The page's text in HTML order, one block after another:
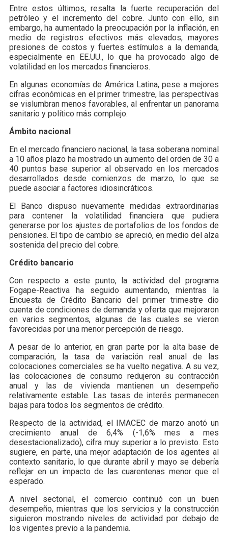
Entre estos últimos, resalta la fuerte recuperación del
petróleo y el incremento del cobre. Junto con ello, sin
embargo, ha aumentado la preocupación por la inflación, en
medio de registros efectivos más elevados, mayores
presiones de costos y fuertes estímulos a la demanda,
especialmente en EE.UU., lo que ha provocado algo de
volatilidad en los mercados financieros.
En algunas economías de América Latina, pese a mejores
cifras económicas en el primer trimestre, las perspectivas
se vislumbran menos favorables, al enfrentar un panorama
sanitario y político más complejo.
Ámbito nacional
En el mercado financiero nacional, la tasa soberana nominal
a 10 años plazo ha mostrado un aumento del orden de 30 a
40 puntos base superior al observado en los mercados
desarrollados desde comienzos de marzo, lo que se
puede asociar a factores idiosincráticos.
El Banco dispuso nuevamente medidas extraordinarias
para contener la volatilidad financiera que pudiera
generarse por los ajustes de portafolios de los fondos de
pensiones. El tipo de cambio se apreció, en medio del alza
sostenida del precio del cobre.
Crédito bancario
Con respecto a este punto, la actividad del programa
Fogape-Reactiva ha seguido aumentando, mientras la
Encuesta de Crédito Bancario del primer trimestre dio
cuenta de condiciones de demanda y oferta que mejoraron
en varios segmentos, algunas de las cuales se vieron
favorecidas por una menor percepción de riesgo.
A pesar de lo anterior, en gran parte por la alta base de
comparación, la tasa de variación real anual de las
colocaciones comerciales se ha vuelto negativa. A su vez,
las colocaciones de consumo redujeron su contracción
anual y las de vivienda mantienen un desempeño
relativamente estable. Las tasas de interés permanecen
bajas para todos los segmentos de crédito.
Respecto de la actividad, el IMACEC de marzo anotó un
crecimiento anual de 6,4% (-1,6% mes a mes
desestacionalizado), cifra muy superior a lo previsto. Esto
sugiere, en parte, una mejor adaptación de los agentes al
contexto sanitario, lo que durante abril y mayo se debería
reflejar en un impacto de las cuarentenas menor que el
esperado.
A nivel sectorial, el comercio continuó con un buen
desempeño, mientras que los servicios y la construcción
siguieron mostrando niveles de actividad por debajo de
los vigentes previo a la pandemia.